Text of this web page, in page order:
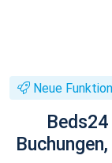
Neue Funktion